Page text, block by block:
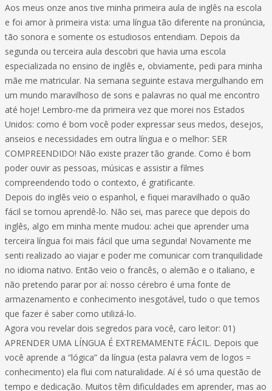
Aos meus onze anos tive minha primeira aula de inglês na escola
e foi amor à primeira vista: uma língua tão diferente na pronúncia,
tão sonora e somente os estudiosos entendiam. Depois da
segunda ou terceira aula descobri que havia uma escola
especializada no ensino de inglês e, obviamente, pedi para minha
mãe me matricular. Na semana seguinte estava mergulhando em
um mundo maravilhoso de sons e palavras no qual me encontro
até hoje! Lembro-me da primeira vez que morei nos Estados
Unidos: como é bom você poder expressar seus medos, desejos,
anseios e necessidades em outra língua e o melhor: SER
COMPREENDIDO! Não existe prazer tão grande. Como é bom
poder ouvir as pessoas, músicas e assistir a filmes
compreendendo todo o contexto, é gratificante.
Depois do inglês veio o espanhol, e fiquei maravilhado o quão
fácil se tornou aprendê-lo. Não sei, mas parece que depois do
inglês, algo em minha mente mudou: achei que aprender uma
terceira língua foi mais fácil que uma segunda! Novamente me
senti realizado ao viajar e poder me comunicar com tranquilidade
no idioma nativo. Então veio o francês, o alemão e o italiano, e
não pretendo parar por aí: nosso cérebro é uma fonte de
armazenamento e conhecimento inesgotável, tudo o que temos
que fazer é saber como utilizá-lo.
Agora vou revelar dois segredos para você, caro leitor: 01)
APRENDER UMA LÍNGUA É EXTREMAMENTE FÁCIL. Depois que
você aprende a “lógica” da língua (esta palavra vem de logos =
conhecimento) ela flui com naturalidade. Aí é só uma questão de
tempo e dedicação. Muitos têm dificuldades em aprender, mas ao